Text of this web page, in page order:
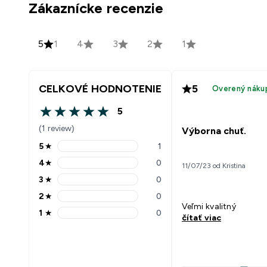
Zákaznícke recenzie
5 1 4 3 2 1
CELKOVÉ HODNOTENIE
5 out of 5 stars
5
(1 review)
5 stars rating 1 reviews
5★ 1
4 stars rating 0 reviews
4★ 0
3 stars rating 0 reviews
3 ★ 0
2 stars rating 0 reviews
2★ 0
1 stars rating 0 reviews
1 ★ 0
5 Overený
Výborna chuť.
11/07/23 od Kristina
Veľmi kvalitný
čítať viac